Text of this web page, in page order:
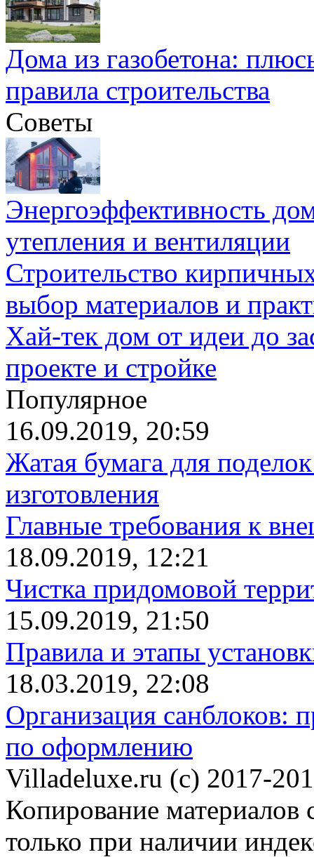
Дома из газобетона:
правила строительства
Советы
Энергоэффективность
утепления и вентиляции
Строительство
выбор материалов и
Хай-тек дом от идеи до
проекте и стройке
Популярное
16.09.2019, 20:59
Жатая бумага для
изготовления
Главные требования к
18.09.2019, 12:21
Чистка придомовой
15.09.2019, 21:50
Правила и этапы
18.03.2019, 22:08
Организация санблоков:
по оформлению
Villadeluxe.ru (c) 2017-
Копирование материалов
только при наличии